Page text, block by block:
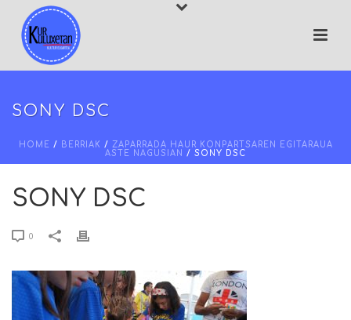
SONY DSC
HOME / BERRIAK /
ZAPARRADA HAUR KONPARTSAREN EGITARAUA
ASTE NAGUSIAN
/ SONY DSC
SONY DSC
0